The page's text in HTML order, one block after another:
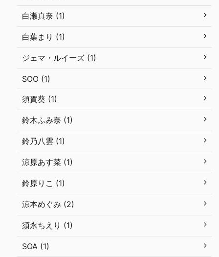
白瀬真奈 (1)
白葉まり (1)
ジェマ・ルイーズ (1)
SOO (1)
須賀葵 (1)
鈴木ふみ奈 (1)
鈴乃八雲 (1)
涼原あす菜 (1)
鈴原りこ (1)
涼本めぐみ (2)
須永ちえり (1)
SOA (1)